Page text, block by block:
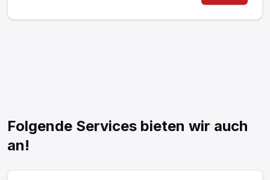
Folgende Services bieten wir auch
an!